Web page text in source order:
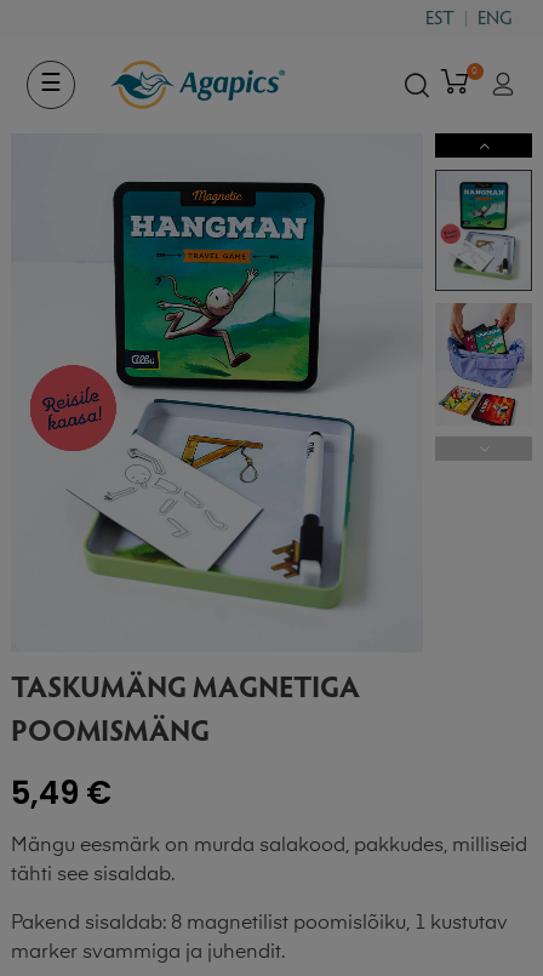
EST ENG
Toggle
navigation
☰
0
TASKUMÄNG MAGNETIGA
POOMISMÄNG
5,49 €
Mängu eesmärk on murda salakood, pakkudes, milliseid
tähti see sisaldab.
Pakend sisaldab: 8 magnetilist poomislõiku, 1 kustutav
marker svammiga ja juhendit.